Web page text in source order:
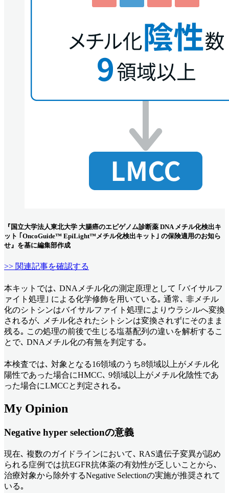
『国立大学法人東北大学 大腸癌のエピゲノム診断薬 DNA メチル化検出キ
ット ｢OncoGuide™ EpiLight™メチル化検出キット｣ の保険適用のお知ら
せ』を基に編集部作成
>> 関連記事を確認する
本キットでは､ DNAメチル化の測定原理として ｢バイサルフ
ァイト処理｣ による化学修飾を用いている｡ 通常､ 非メチル
化のシトシンはバイサルファイト処理によりウラシルへ変換
されるが､ メチル化されたシトシンは変換されずにそのまま
残る｡ この処理の前後で生じる塩基配列の違いを解析するこ
とで､ DNAメチル化の有無を判定する｡
本検査では､ 対象となる16領域のうち8領域以上がメチル化
陽性であった場合にHMCC､ 9領域以上がメチル化陰性であ
った場合にLMCCと判定される｡
My Opinion
Negative hyper selectionの意義
現在､ 複数のガイドラインにおいて､ RAS遺伝子変異が認め
られる症例では抗EGFR抗体薬の有効性が乏しいことから､
治療対象から除外するNegative Selectionの実施が推奨されて
いる｡